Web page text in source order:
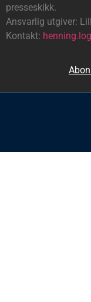
presseskikk.
Ansvarlig utgiver:
Kontakt: